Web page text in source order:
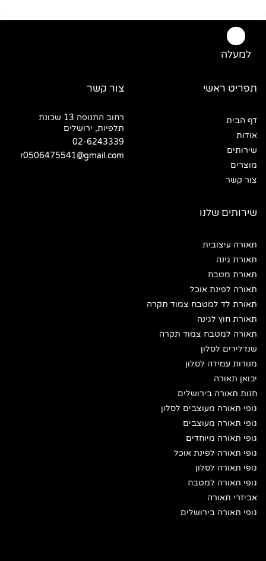
למעלה
תפריט ראשי
דף הבית
אודות
שירותים
מוצרים
צור קשר
שירותים שלנו
תאורה עיצובית
תאורת גינה
תאורת מטבח
תאורה לפינת אוכל
תאורת לד למטבח צמוד תקרה
תאורת חוץ לגינה
תאורה למטבח צמוד תקרה
שנדלירים לסלון
מנורות עמידה לסלון
יבואן תאורה
חנות תאורה בירושלים
גופי תאורה מעוצבים לסלון
גופי תאורה מעוצבים
גופי תאורה מיוחדים
גופי תאורה לפינת אוכל
גופי תאורה לסלון
גופי תאורה למטבח
אביזרי תאורה
גופי תאורה בירושלים
צור קשר
רחוב התנופה 13 שכונת
תלפיות, ירושלים
02-6243339
r0506475541@gmail.com